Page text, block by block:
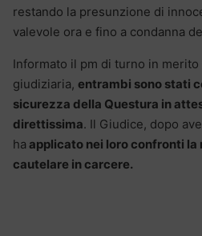
restando la presunzione di
valevole ora e fino a condanna
Informato il pm di turno in merito
giudiziaria, entrambi sono stati
sicurezza della Questura in
direttissima. Il Giudice, dopo
ha applicato nei loro confronti la
cautelare in carcere.